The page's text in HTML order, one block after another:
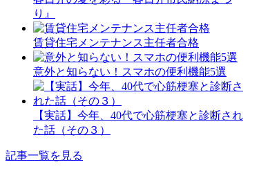
り』
賃貸住宅メンテナンス主任者合格
意外と知らない！スマホの便利機能5選
【実話】今年、40代で心筋梗塞と診断され
た話（その３）
記事一覧を見る